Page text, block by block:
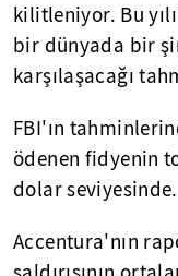
kilitleniyor. Bu
bir dünyada bir
karşılaşacağı
FBI'ın
ödenen fidyenin
dolar seviyesinde.
Accentura'nın